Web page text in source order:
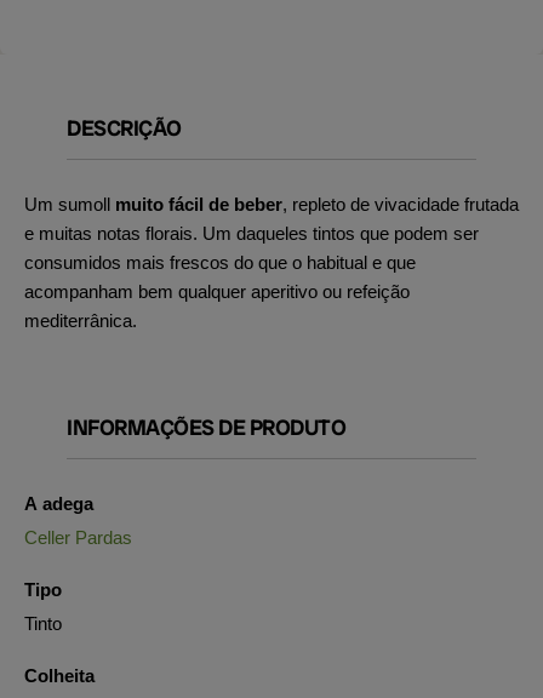
DESCRIÇÃO
Um sumoll muito fácil de beber, repleto de vivacidade frutada
e muitas notas florais. Um daqueles tintos que podem ser
consumidos mais frescos do que o habitual e que
acompanham bem qualquer aperitivo ou refeição
mediterrânica.
INFORMAÇÕES DE PRODUTO
A adega
Celler Pardas
Tipo
Tinto
Colheita